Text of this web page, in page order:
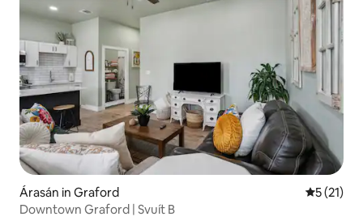
Árasán in Graford
5 (21)
Downtown Graford | Svuít B